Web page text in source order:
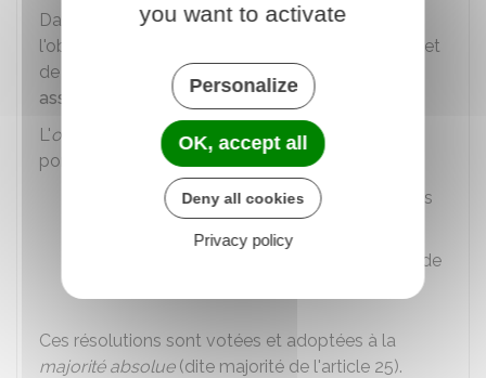
Dans le cas où l'immeuble est bien soumis à
l'obligation d'individualiser les frais de chauffage et
de froid, le syndic doit ensuite
convoquer une
assemblée générale.
L'ordre du jour
doit comporter les questions
portant sur :
la pose d'appareils d'individualisation des
frais de chauffage et de refroidissement,
le choix du prestataire, sur présentation de
Ces résolutions sont votées et adoptées à la
majorité absolue(dite majorité de l'article 25).
you want to activate
Personalize
OK, accept all
Deny all cookies
Privacy policy